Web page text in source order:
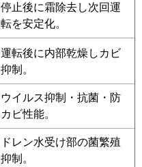
停止後に霜除去し次回運
転を安定化。
運転後に内部乾燥しカビ
抑制。
ウイルス抑制・抗菌・防
カビ性能。
ドレン水受け部の菌繁殖
抑制。